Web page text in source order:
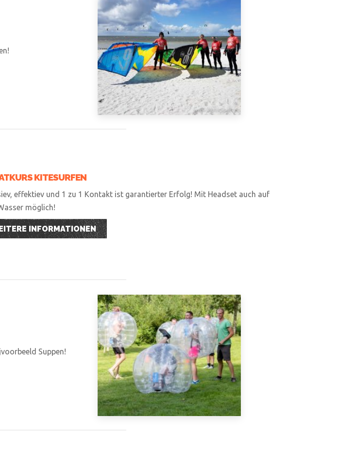
KITESURFEN
effektiev und 1 zu 1 Kontakt ist garantierter Erfolg! Mit Headset auch auf
möglich!
INFORMATIONEN
Suppen!